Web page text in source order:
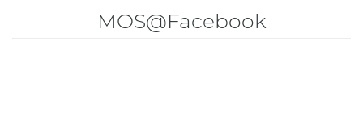
MOS@Facebook